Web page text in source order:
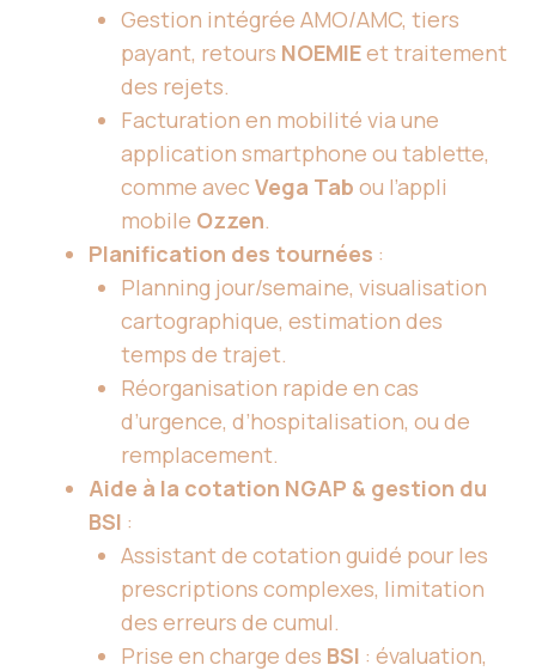
Gestion intégrée AMO/AMC, tiers
payant, retours NOEMIEet traitement
des rejets.
Facturation en mobilité via une
application smartphone ou tablette,
comme avec Vega Tab ou l’appli
mobile Ozzen.
Planification des tournées :
Planning jour/semaine, visualisation
cartographique, estimation des
temps de trajet.
Réorganisation rapide en cas
d’urgence, d’hospitalisation, ou de
remplacement.
Aide à la cotation NGAP & gestion du
BSI :
Assistant de cotation guidé pour les
prescriptions complexes, limitation
des erreurs de cumul.
Prise en charge des BSI : évaluation,